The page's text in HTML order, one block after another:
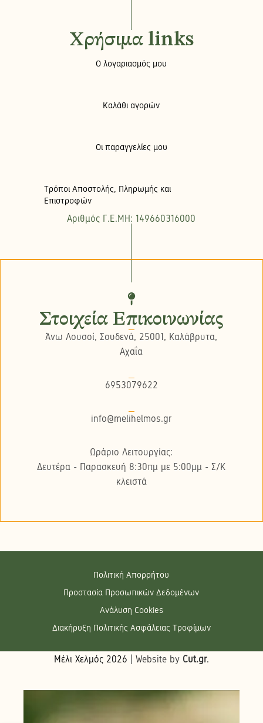
Χρήσιμα links
Ο λογαριασμός μου
Καλάθι αγορών
Οι παραγγελίες μου
Τρόποι Αποστολής, Πληρωμής και
Επιστροφών
Αριθμός Γ.Ε.ΜΗ: 149660316000
Στοιχεία Επικοινωνίας
Άνω Λουσοί, Σουδενά, 25001, Καλάβρυτα,
Αχαΐα
6953079622
info@melihelmos.gr
Ωράριο Λειτουργίας:
Δευτέρα - Παρασκευή 8:30πμ με 5:00μμ - Σ/K
κλειστά
Πολιτική Απορρήτου
Προστασία Προσωπικών Δεδομένων
Ανάλυση Cookies
Διακήρυξη Πολιτικής Ασφάλειας Τροφίμων
Μέλι Χελμός 2026 | Website by Cut.gr.